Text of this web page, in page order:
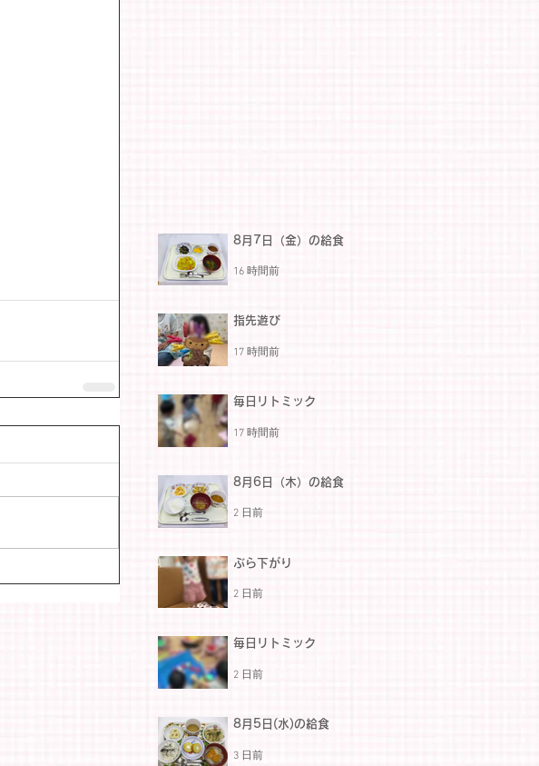
8月7日（金）の給食
16 時間前
指先遊び
17 時間前
毎日リトミック
17 時間前
8月6日（木）の給食
2 日前
ぶら下がり
2 日前
毎日リトミック
2 日前
8月5日(水)の給食
3 日前